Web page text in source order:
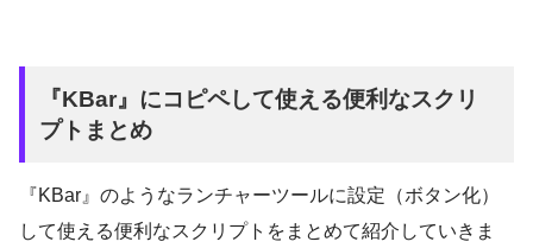
『KBar』にコピペして使える便利なスクリ
プトまとめ
『KBar』のようなランチャーツールに設定（ボタン化）
して使える便利なスクリプトをまとめて紹介していきま